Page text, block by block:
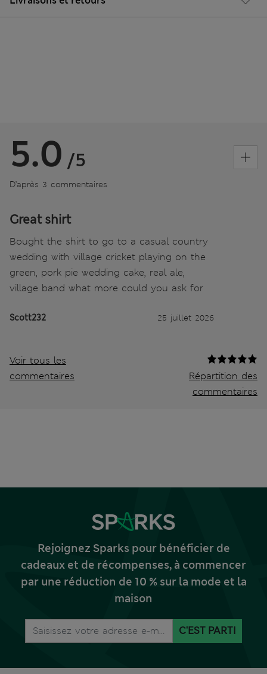
5.0 /5
D’après 3 commentaires
Great shirt
Bought the shirt to go to a casual country
wedding with village cricket playing on the
green, pork pie wedding cake, real ale,
village band what more could you ask for
Scott232 25 juillet 2026
Voir tous les
commentaires
Répartition des
commentaires
Rejoignez Sparks pour bénéficier de
cadeaux et de récompenses, à commencer
par une réduction de 10 % sur la mode et la
maison
C'EST PARTI